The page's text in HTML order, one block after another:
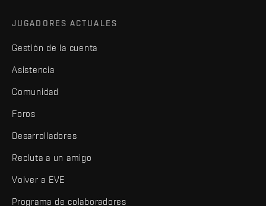
JUGADORES ACTUALES
Gestión de la cuenta
Asistencia
Comunidad
Foros
Desarrolladores
Recluta a un amigo
Volver a EVE
Programa de colaboradores